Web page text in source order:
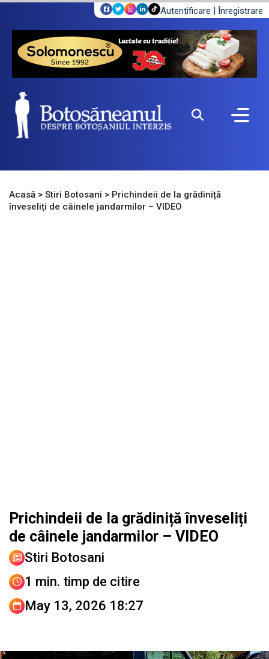
Autentificare | Înregistrare
Acasă > Stiri Botosani > Prichindeii de la grădiniță
înveseliți de câinele jandarmilor – VIDEO
Prichindeii de la grădiniță înveseliți
de câinele jandarmilor – VIDEO
Stiri Botosani
1 min. timp de citire
May 13, 2026 18:27